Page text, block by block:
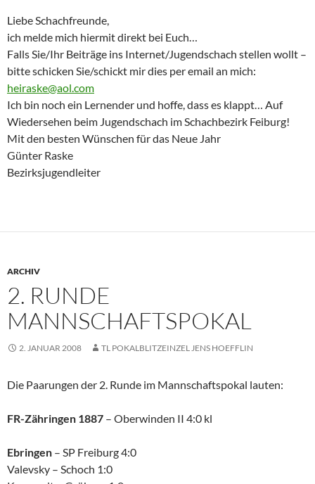
Liebe Schachfreunde,
ich melde mich hiermit direkt bei Euch…
Falls Sie/Ihr Beiträge ins Internet/Jugendschach stellen wollt –
bitte schicken Sie/schickt mir dies per email an mich:
heiraske@aol.com
Ich bin noch ein Lernender und hoffe, dass es klappt… Auf
Wiedersehen beim Jugendschach im Schachbezirk Feiburg!
Mit den besten Wünschen für das Neue Jahr
Günter Raske
Bezirksjugendleiter
ARCHIV
2. RUNDE
MANNSCHAFTSPOKAL
2. JANUAR 2008 TL POKALBLITZEINZEL JENS HOEFFLIN
Die Paarungen der 2. Runde im Mannschaftspokal lauten:
FR-Zähringen 1887 – Oberwinden II 4:0 kl
Ebringen – SP Freiburg 4:0
Valevsky – Schoch 1:0